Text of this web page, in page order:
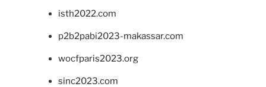
isth2022.com
p2b2pabi2023-makassar.com
wocfparis2023.org
sinc2023.com